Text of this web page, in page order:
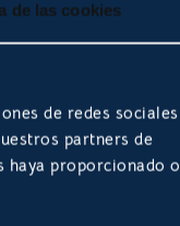
de las cookies
de redes sociales
partners de
haya proporcionado o